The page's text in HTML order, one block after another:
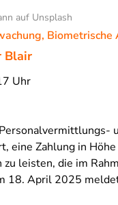
auf Unsplash
, Biometrische
Blair
Uhr
eine Zahlung in
leisten, die im
18. April 2025